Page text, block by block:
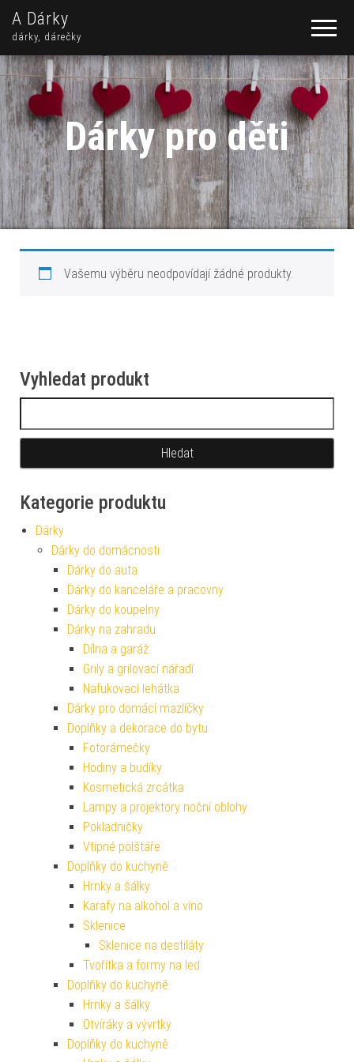
A Dárky
dárky, dárečky
Dárky pro děti
Vašemu výběru neodpovídají žádné produkty.
Vyhledat produkt
Kategorie produktu
Dárky
Dárky do domácnosti
Dárky do auta
Dárky do kanceláře a pracovny
Dárky do koupelny
Dárky na zahradu
Dílna a garáž
Grily a grilovací nářadí
Nafukovací lehátka
Dárky pro domácí mazlíčky
Doplňky a dekorace do bytu
Fotorámečky
Hodiny a budíky
Kosmetická zrcátka
Lampy a projektory noční oblohy
Pokladničky
Vtipné polštáře
Doplňky do kuchyně
Hrnky a šálky
Karafy na alkohol a víno
Sklenice
Sklenice na destiláty
Tvořítka a formy na led
Doplňky do kuchyně
Hrnky a šálky
Otvíráky a vývrtky
Doplňky do kuchyně